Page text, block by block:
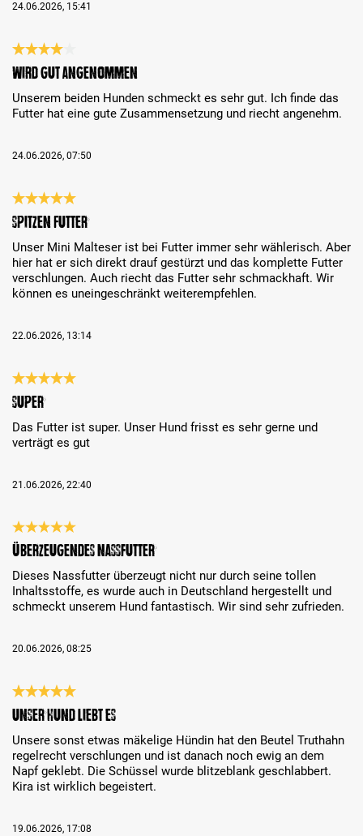
24.06.2026, 15:41
Bewertung mit 4 von 5 Sternen
Wird gut angenommen
Unserem beiden Hunden schmeckt es sehr gut. Ich finde das
Futter hat eine gute Zusammensetzung und riecht angenehm.
24.06.2026, 07:50
Bewertung mit 5 von 5 Sternen
Spitzen Futter
Unser Mini Malteser ist bei Futter immer sehr wählerisch. Aber
hier hat er sich direkt drauf gestürzt und das komplette Futter
verschlungen. Auch riecht das Futter sehr schmackhaft. Wir
können es uneingeschränkt weiterempfehlen.
22.06.2026, 13:14
Bewertung mit 5 von 5 Sternen
Super
Das Futter ist super. Unser Hund frisst es sehr gerne und
verträgt es gut
21.06.2026, 22:40
Bewertung mit 5 von 5 Sternen
Überzeugendes Nassfutter
Dieses Nassfutter überzeugt nicht nur durch seine tollen
Inhaltsstoffe, es wurde auch in Deutschland hergestellt und
schmeckt unserem Hund fantastisch. Wir sind sehr zufrieden.
20.06.2026, 08:25
Bewertung mit 5 von 5 Sternen
Unser Hund liebt es
Unsere sonst etwas mäkelige Hündin hat den Beutel Truthahn
regelrecht verschlungen und ist danach noch ewig an dem
Napf geklebt. Die Schüssel wurde blitzeblank geschlabbert.
Kira ist wirklich begeistert.
19.06.2026, 17:08